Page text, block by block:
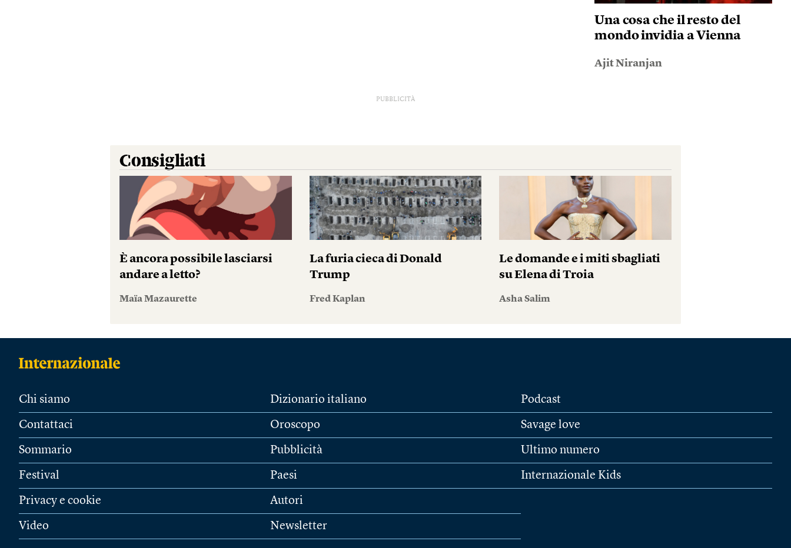
Una cosa che il resto del
mondo invidia a Vienna
Ajit Niranjan
PUBBLICITÀ
Consigliati
È ancora possibile lasciarsi
andare a letto?
Maïa Mazaurette
La furia cieca di Donald
Trump
Fred Kaplan
Le domande e i miti sbagliati
su Elena di Troia
Asha Salim
Chi siamo
Contattaci
Sommario
Festival
Privacy e cookie
Video
Dizionario italiano
Oroscopo
Pubblicità
Paesi
Autori
Newsletter
Podcast
Savage love
Ultimo numero
Internazionale Kids